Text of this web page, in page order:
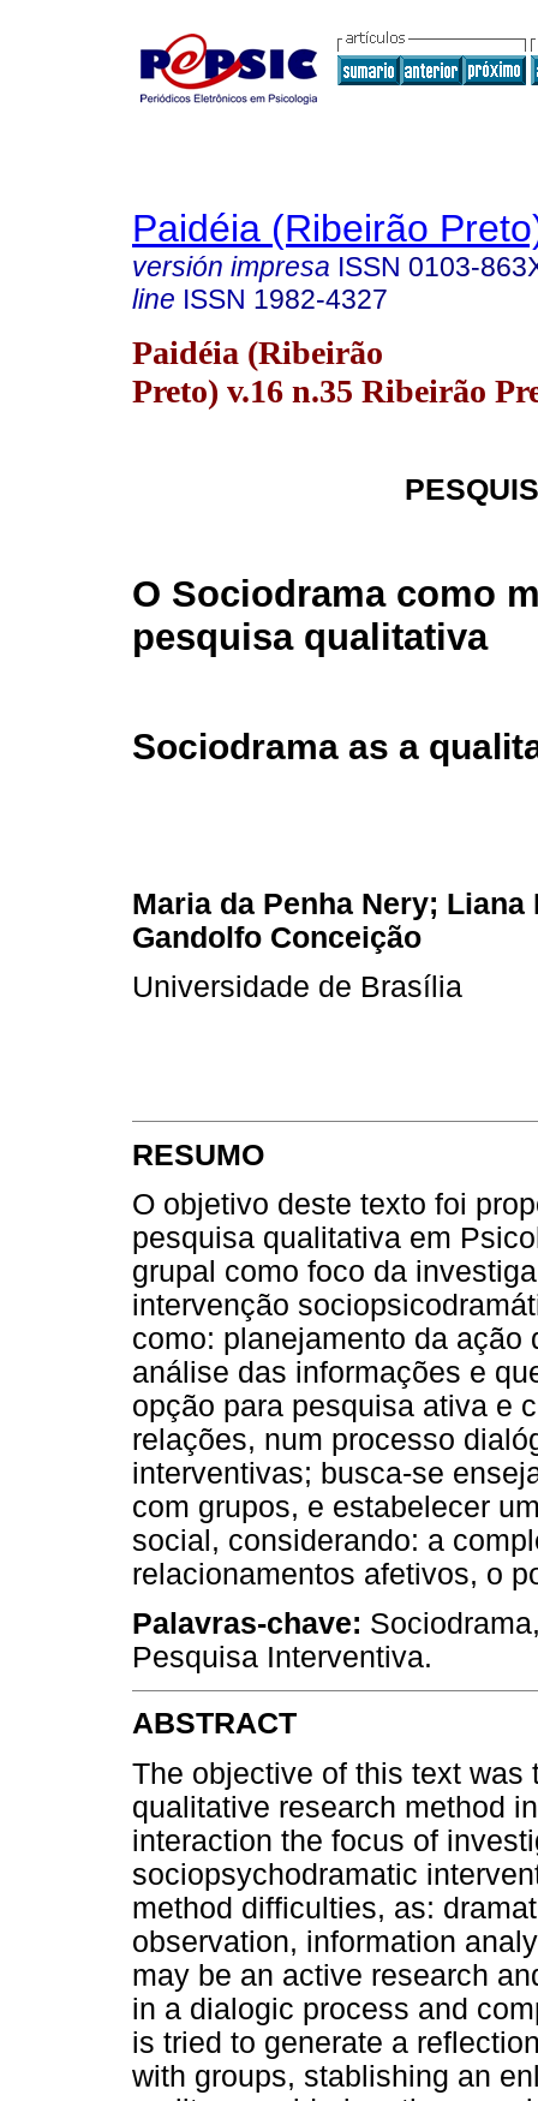
Paidéia (Ribeirão
versión impresa ISSN 0103-
line ISSN 1982-4327
Paidéia (Ribeirão
Preto) v.16 n.35 Ribeirão
O Sociodrama como
pesquisa qualitativa
Sociodrama as a
Maria da Penha Nery;
Gandolfo Conceição
Universidade de Brasília
RESUMO
O objetivo deste texto foi
pesquisa qualitativa em
grupal como foco da
intervenção
como: planejamento da ação
análise das informações e
opção para pesquisa ativa e
relações, num processo
interventivas; busca-se
com grupos, e estabelecer
social, considerando: a
relacionamentos afetivos, o
Palavras-chave:
Pesquisa Interventiva.
ABSTRACT
The objective of this text was
qualitative research method
interaction the focus of
sociopsychodramatic
method difficulties, as:
observation, information
may be an active research
in a dialogic process and
is tried to generate a
with groups, stablishing an